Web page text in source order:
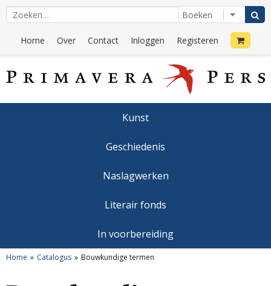
Home Over Contact Inloggen Registeren
Kunst
Geschiedenis
Naslagwerken
Literair fonds
In voorbereiding
Home Catalogus Bouwkundige termen